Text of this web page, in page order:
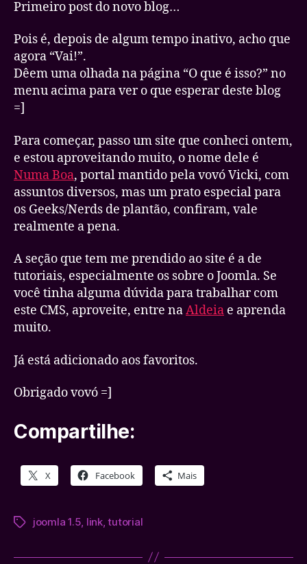
Primeiro post do novo blog…
Pois é, depois de algum tempo inativo, acho que
agora “Vai!”.
Dêem uma olhada na página “O que é isso?” no
menu acima para ver o que esperar deste blog
=]
Para começar, passo um site que conheci ontem,
e estou aproveitando muito, o nome dele é
Numa Boa, portal mantido pela vovó Vicki, com
assuntos diversos, mas um prato especial para
os Geeks/Nerds de plantão, confiram, vale
realmente a pena.
A seção que tem me prendido ao site é a de
tutoriais, especialmente os sobre o Joomla. Se
você tinha alguma dúvida para trabalhar com
este CMS, aproveite, entre naAldeia e aprenda
muito.
Já está adicionado aos favoritos.
Obrigado vovó =]
Compartilhe:
X Facebook Mais
Tagsjoomla 1.5 link,tutorial